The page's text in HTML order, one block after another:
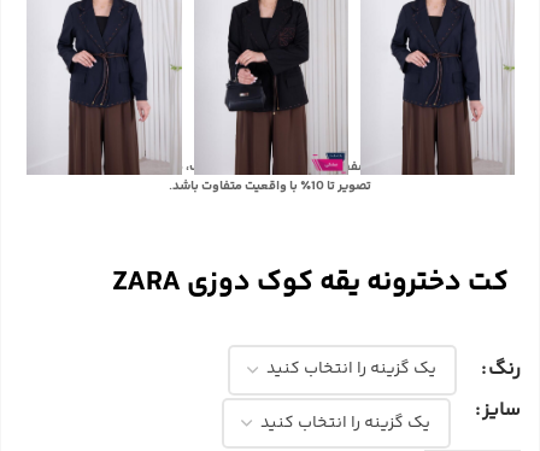
با توجه به تفاوت رنگ‌ها در صفحه نمایش دستگاه‌های مختلف، ممکن است رنگ محصولات در
تصویر تا 10٪ با واقعیت متفاوت باشد.
کت دخترونه یقه کوک دوزی ZARA
رنگ
سایز